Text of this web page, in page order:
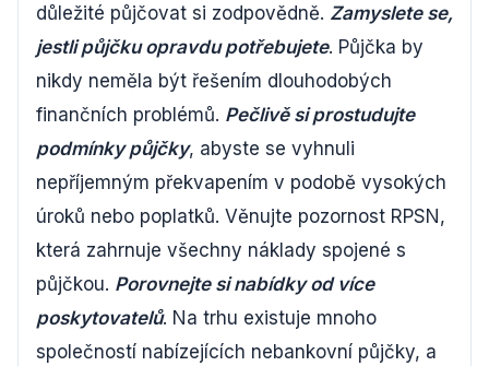
důležité půjčovat si zodpovědně. Zamyslete se,
jestli půjčku opravdu potřebujete. Půjčka by
nikdy neměla být řešením dlouhodobých
finančních problémů. Pečlivě si prostudujte
podmínky půjčky, abyste se vyhnuli
nepříjemným překvapením v podobě vysokých
úroků nebo poplatků. Věnujte pozornost RPSN,
která zahrnuje všechny náklady spojené s
půjčkou. Porovnejte si nabídky od více
poskytovatelů. Na trhu existuje mnoho
společností nabízejících nebankovní půjčky, a